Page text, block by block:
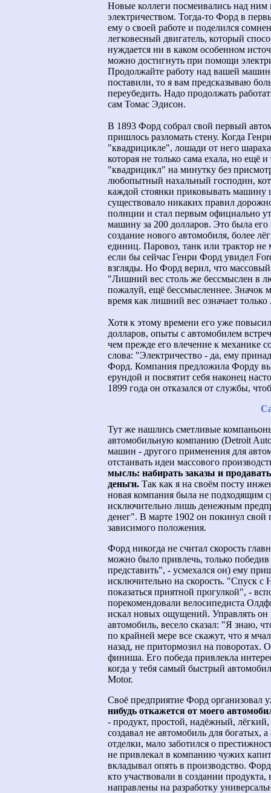
Новые коллеги посмеивались над ним
электричеством. Тогда-то Форд в
ему о своей работе и поделился
легковесный двигатель, который
нуждается ни в каком особенном
можно достигнуть при помощи
Продолжайте работу над вашей
поставили, то я вам предсказываю
переубедить. Надо продолжать
сам Томас Эдисон.
В 1893 Форд собрал свой первый
пришлось разломать стену. Когда
"квадрицикле", лошади от него
которая не только сама ехала, но ещё
"квадрицикл" на минутку без
любопытный нахальный господин,
каждой стоянки приковывать машину
существовало никаких правил
полиции и стал первым официально
машину за 200 долларов. Это была
создание нового автомобиля, более
единиц. Паровоз, танк или трактор
если бы сейчас Генри Форд увидел
взгляды. Но Форд верил, что
"Лишний вес столь же бессмыслен в
пожалуй, ещё бессмысленнее. Значок
время как лишний вес означает
Хотя к этому времени его уже
долларов, опыты с автомобилем
чем прежде его влечение к механике
слова: "Электричество - да, ему
Форд. Компания предложила Форду
ерундой и посвятит себя наконец
1899 года он отказался от службы,
Тут же нашлись сметливые
автомобильную компанию (Detroit
машин - другого применения для
отстаивать идеи массового
мысль: набирать заказы и
деньги. Так как я на своём посту
новая компания была не подходящим
исключительно лишь денежным
денег". В марте 1902 он покинул свой
зависимого положения.
Форд никогда не считал скорость
можно было привлечь, только
представить", - усмехался он) ему
исключительно на скорость. "Спуск с
показаться приятной прогулкой", -
порекомендовали велосипедиста
искал новых ощущений. Управлять он
автомобиль, весело сказал: "Я знаю,
по крайней мере все скажут, что я
назад, не притормозил на поворотах.
финиша. Его победа привлекла
когда у тебя самый быстрый
Motor.
Своё предприятие Форд организовал
нибудь откажется от моего
- продукт, простой, надёжный,
создавал не автомобиль для богатых,
отделки, мало заботился о
не привлекал в компанию чужих
вкладывал опять в производство.
кто участвовали в создании
направлены на разработку